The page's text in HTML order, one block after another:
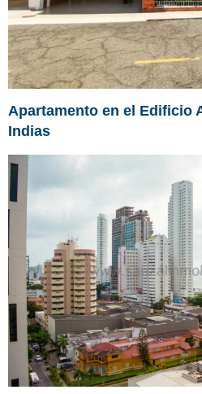
Apartamento en el Edificio
Indias